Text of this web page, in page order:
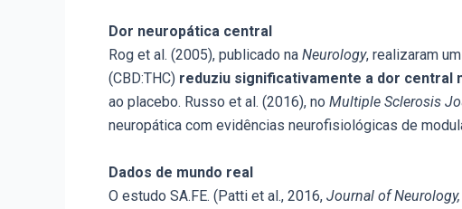
Dor neuropática central
Rog et al. (2005), publicado na Neurology, realizaram
(CBD:THC) reduziu significativamente a dor central
ao placebo. Russo et al. (2016), no Multiple Sclerosis
neuropática com evidências neurofisiológicas de
Dados de mundo real
O estudo SA.FE. (Patti et al., 2016, Journal of